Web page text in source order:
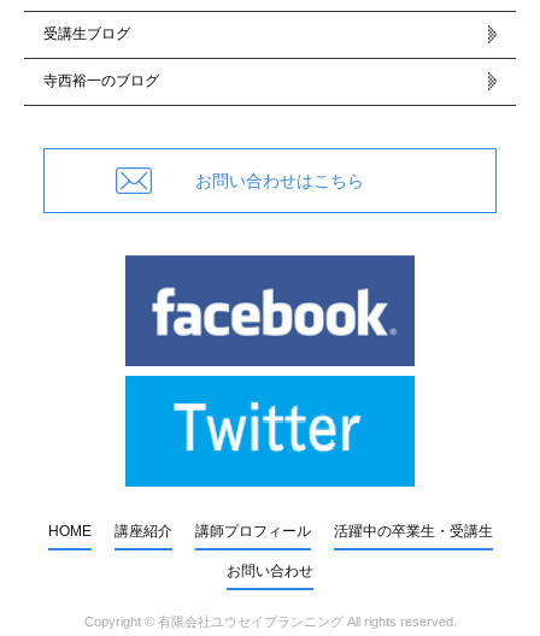
受講生ブログ
寺西裕一のブログ
お問い合わせはこちら
HOME 講座紹介 講師プロフィール 活躍中の卒業生・受講生
お問い合わせ
Copyright © 有限会社ユウセイプランニングAll rights reserved.